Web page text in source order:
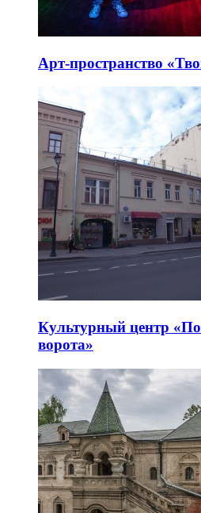
Арт-пространство
Культурный центр
ворота»